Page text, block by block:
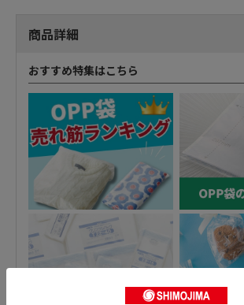
商品詳細
おすすめ特集はこちら